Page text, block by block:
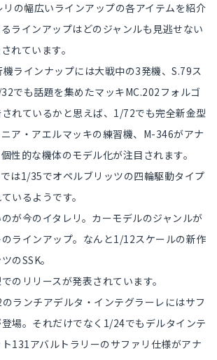
の幅広いラインアップの各アイテムを紹介
ラインアップはどのジャンルも見逃せない
れています。
ラインナップには大戦中の3発機、S.79ス
でも話題を集めたマッキMC.202フォルゴ
れているかと思えば、1/72でも完全新金型
ア・アエルマッキの練習機、M-346がアナ
性的な機体のモデル化が注目されます。
は1/35でオペルブリッツの四輪駆動タイプ
いるようです。
が今のイタレリ。カーモデルのジャンルが
ラインアップ。なんと1/12スケールの新作
のSSK。
のリリースが発表されています。
ランチアデルタ・インテグラーレにはサフ
場。それだけでなく1/24でもデルタインテ
131アバルトラリーのサファリ仕様がアナ